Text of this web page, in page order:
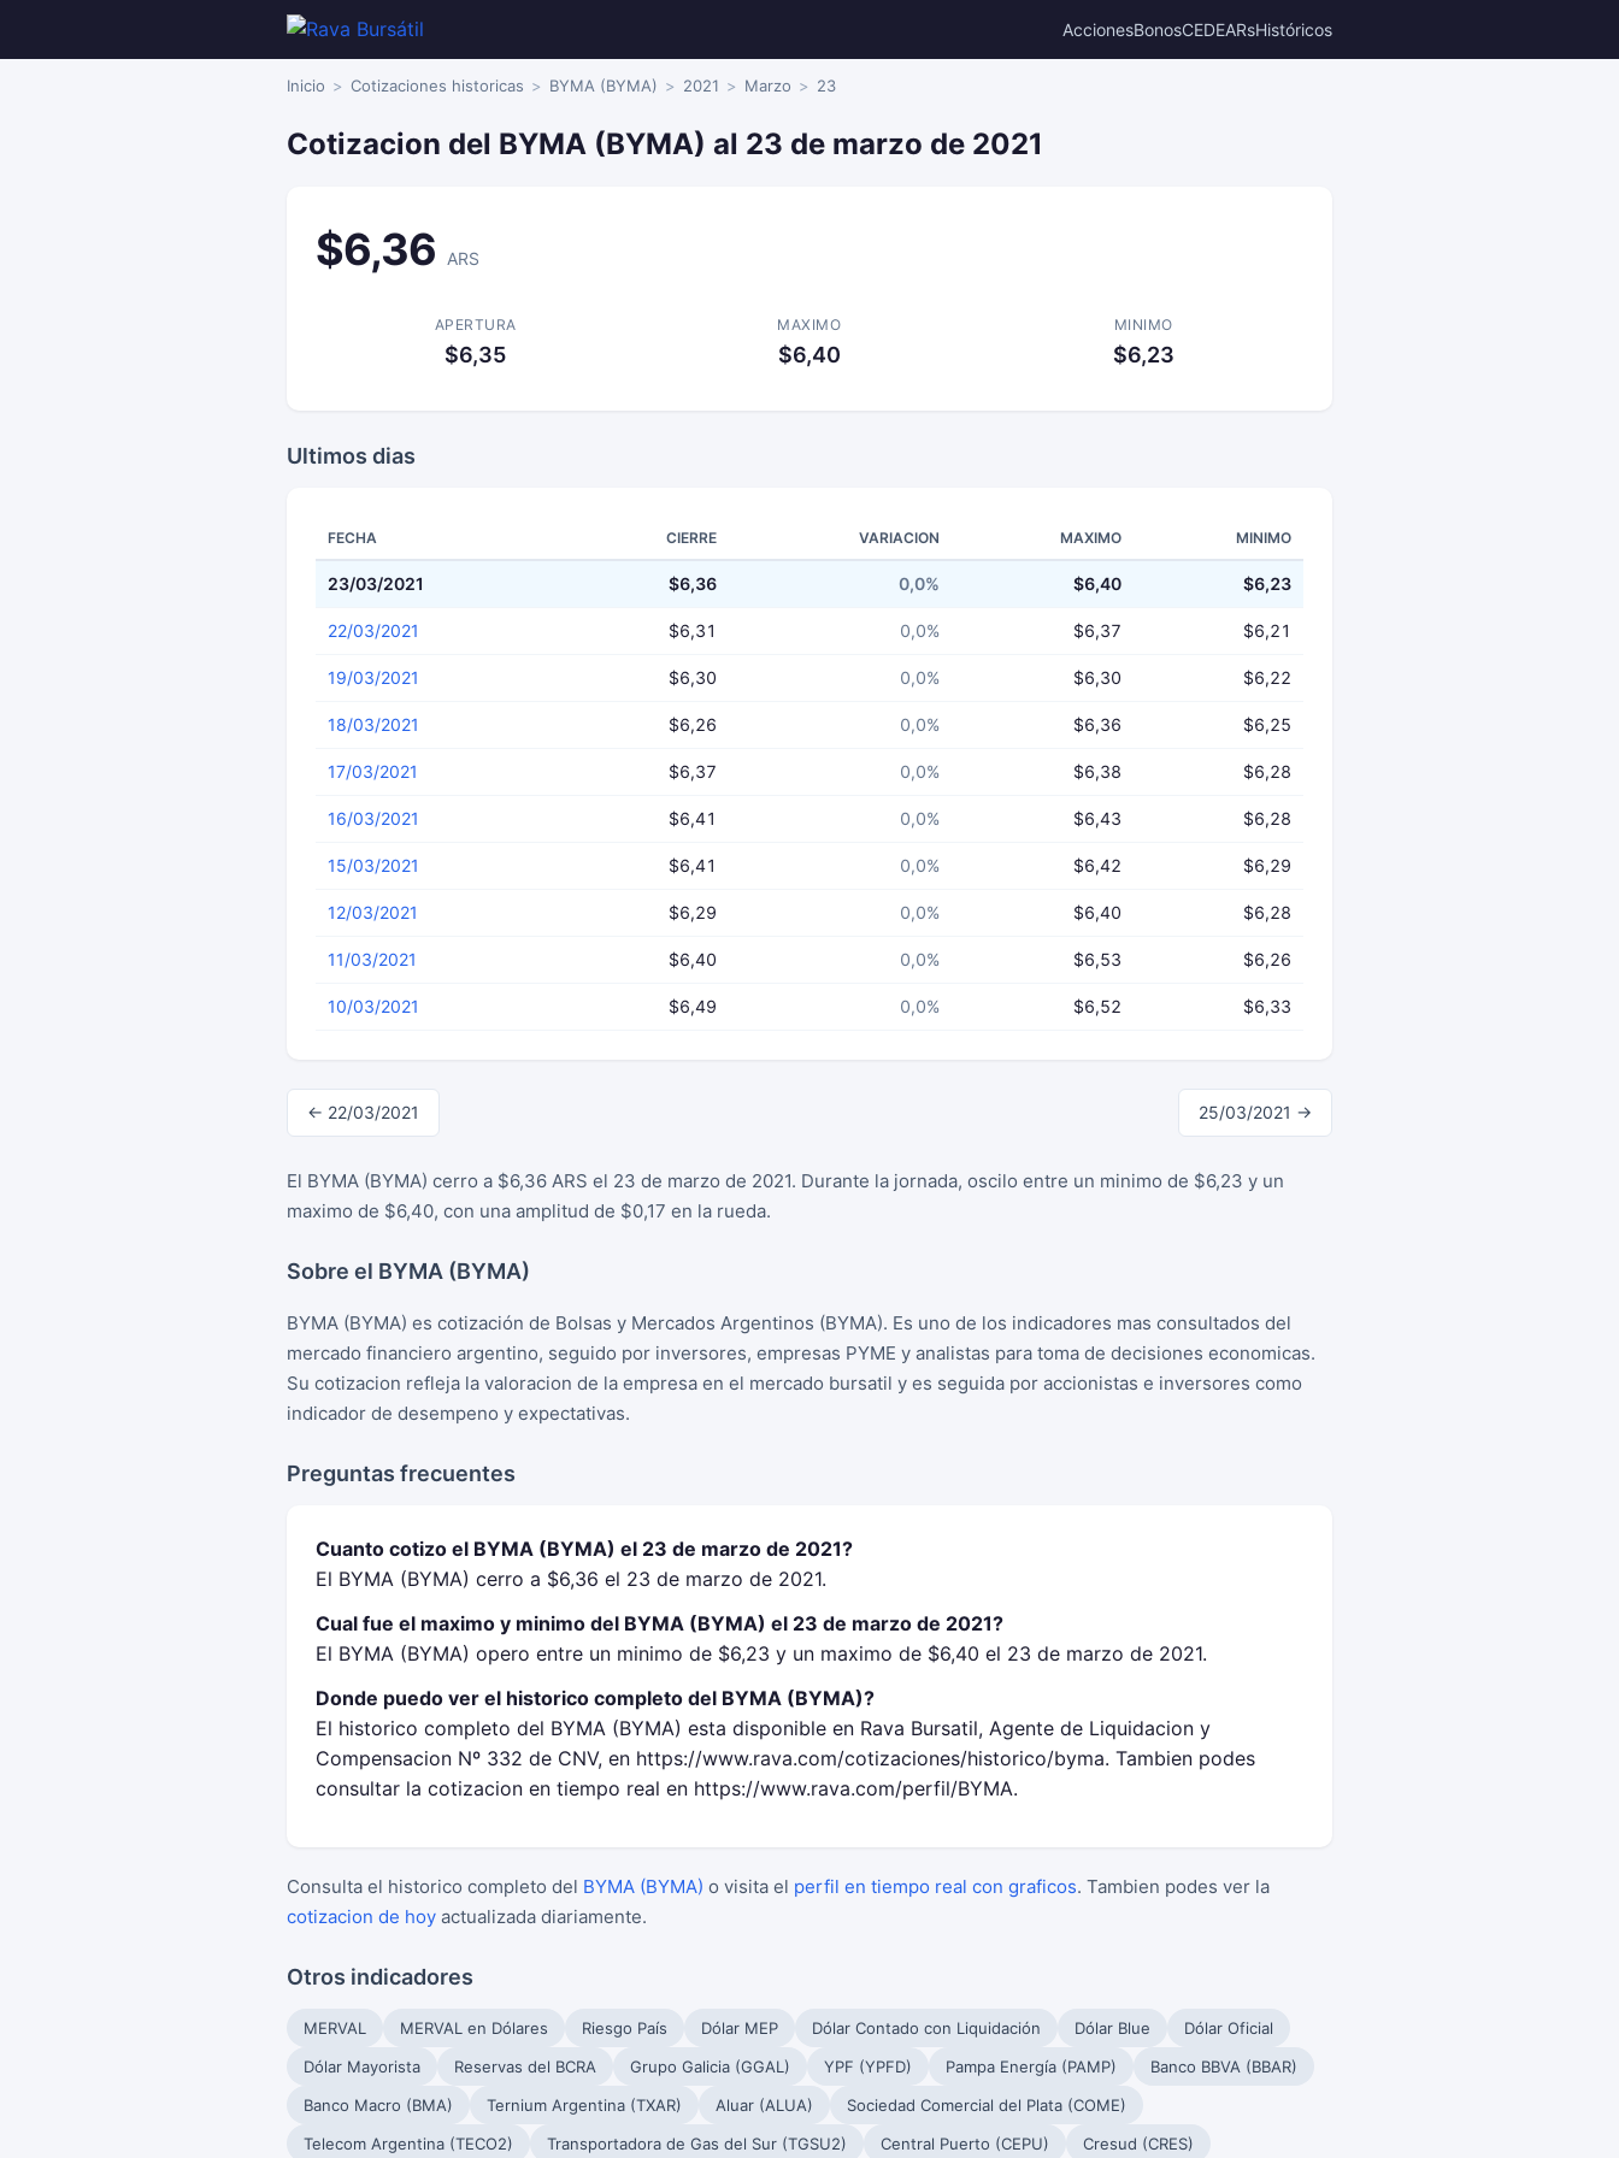
AccionesBonosCEDEARsHistóricos
Inicio Cotizaciones historicas BYMA (BYMA) 2021 Marzo 23
Cotizacion del BYMA (BYMA) al 23 de marzo de 2021
$6,36 ARS
APERTURA
$6,35
MAXIMO
$6,40
MINIMO
$6,23
Ultimos dias
FECHA CIERRE VARIACION MAXIMO MINIMO
23/03/2021 $6,36 0,0% $6,40 $6,23
22/03/2021 $6,31 0,0% $6,37 $6,21
19/03/2021 $6,30 0,0% $6,30 $6,22
18/03/2021 $6,26 0,0% $6,36 $6,25
17/03/2021 $6,37 0,0% $6,38 $6,28
16/03/2021 $6,41 0,0% $6,43 $6,28
15/03/2021 $6,41 0,0% $6,42 $6,29
12/03/2021 $6,29 0,0% $6,40 $6,28
11/03/2021 $6,40 0,0% $6,53 $6,26
10/03/2021 $6,49 0,0% $6,52 $6,33
← 22/03/2021 25/03/2021 →
El BYMA (BYMA) cerro a $6,36 ARS el 23 de marzo de 2021. Durante la jornada, oscilo entre un minimo de $6,23 y un
maximo de $6,40, con una amplitud de $0,17 en la rueda.
Sobre el BYMA (BYMA)
BYMA (BYMA) es cotización de Bolsas y Mercados Argentinos (BYMA). Es uno de los indicadores mas consultados del
mercado financiero argentino, seguido por inversores, empresas PYME y analistas para toma de decisiones economicas.
Su cotizacion refleja la valoracion de la empresa en el mercado bursatil y es seguida por accionistas e inversores como
indicador de desempeno y expectativas.
Preguntas frecuentes
Cuanto cotizo el BYMA (BYMA) el 23 de marzo de 2021?
El BYMA (BYMA) cerro a $6,36 el 23 de marzo de 2021.
Cual fue el maximo y minimo del BYMA (BYMA) el 23 de marzo de 2021?
El BYMA (BYMA) opero entre un minimo de $6,23 y un maximo de $6,40 el 23 de marzo de 2021.
Donde puedo ver el historico completo del BYMA (BYMA)?
El historico completo del BYMA (BYMA) esta disponible en Rava Bursatil, Agente de Liquidacion y
Compensacion Nº 332 de CNV, en https://www.rava.com/cotizaciones/historico/byma. Tambien podes
consultar la cotizacion en tiempo real en https://www.rava.com/perfil/BYMA.
Consulta el historico completo del BYMA (BYMA) o visita el perfil en tiempo real con graficos. Tambien podes ver la
cotizacion de hoy actualizada diariamente.
Otros indicadores
MERVAL MERVAL en Dólares Riesgo País Dólar MEP Dólar Contado con Liquidación Dólar Blue
Dólar Oficial
Dólar Mayorista
Reservas del BCRA Grupo Galicia (GGAL) YPF (YPFD) Pampa Energía (PAMP)
Banco BBVA (BBAR)
Banco Macro (BMA)
Ternium Argentina (TXAR) Aluar (ALUA)
Sociedad Comercial del Plata (COME)
Telecom Argentina (TECO2)
Transportadora de Gas del Sur (TGSU2) Central Puerto (CEPU) Cresud (CRES)